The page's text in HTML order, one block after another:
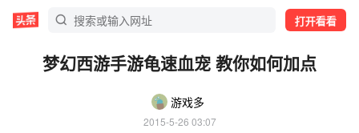
打开看看
梦幻西游手游龟速血宠 教你如何加点
游戏多
2015-5-26 03:07